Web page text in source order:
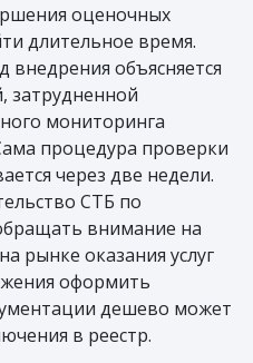
оценочных
длительное время.
объясняется
затрудненной
мониторинга
процедура проверки
через две недели.
СТБ по
внимание на
рынке оказания услуг
оформить
дешево может
в реестр.